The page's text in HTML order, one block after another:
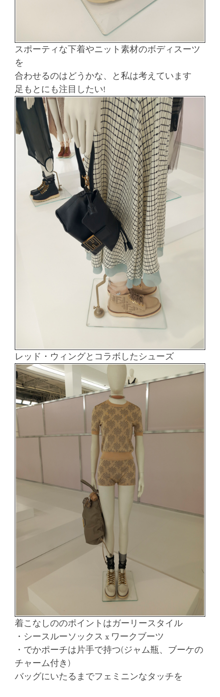
スポーティな下着やニット素材のボディスーツ
を
合わせるのはどうかな、と私は考えています
足もとにも注目したい!
レッド・ウィングとコラボしたシューズ
着こなしののポイントはガーリースタイル
・シースルーソックス x ワークブーツ
・でかポーチは片手で持つ(ジャム瓶、ブーケの
チャーム付き)
バッグにいたるまでフェミニンなタッチを